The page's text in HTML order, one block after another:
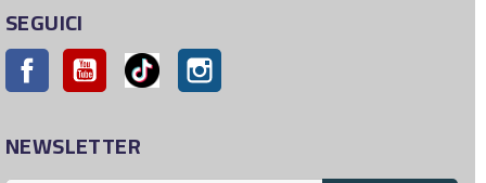
SEGUICI
Facebook YouTube Pinterest
NEWSLETTER